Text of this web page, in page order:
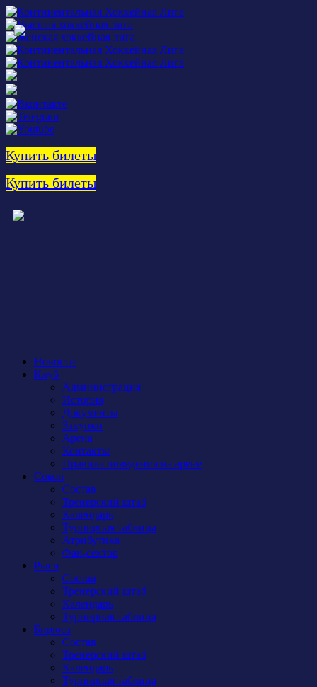
Купить билеты
Купить билеты
Новости
Клуб
Администрация
История
Документы
Закупки
Арена
Контакты
Правила поведения на арене
Сокол
Состав
Тренерский штаб
Календарь
Турнирная таблица
Атрибутика
Фан-сектор
Рыси
Состав
Тренерский штаб
Календарь
Турнирная таблица
Бирюса
Состав
Тренерский штаб
Календарь
Турнирная таблица